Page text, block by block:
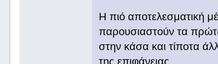
Η πιό αποτελεσματική
παρουσιαστούν τα
στην κάσα και τίποτα
της επιφάνειας.